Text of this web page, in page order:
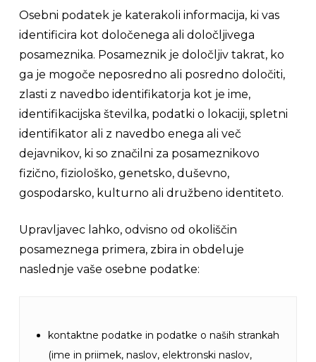
Osebni podatek je katerakoli informacija, ki vas
identificira kot določenega ali določljivega
posameznika. Posameznik je določljiv takrat, ko
ga je mogoče neposredno ali posredno določiti,
zlasti z navedbo identifikatorja kot je ime,
identifikacijska številka, podatki o lokaciji, spletni
identifikator ali z navedbo enega ali več
dejavnikov, ki so značilni za posameznikovo
fizično, fiziološko, genetsko, duševno,
gospodarsko, kulturno ali družbeno identiteto.
Upravljavec lahko, odvisno od okoliščin
posameznega primera, zbira in obdeluje
naslednje vaše osebne podatke:
kontaktne podatke in podatke o naših strankah
(ime in priimek, naslov, elektronski naslov,